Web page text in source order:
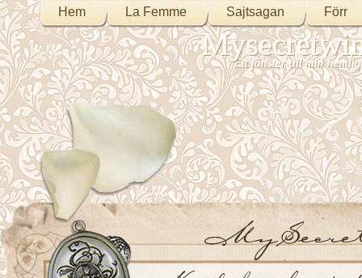
Hem La Femme Sajtsagan Förr
Ett fönster till min